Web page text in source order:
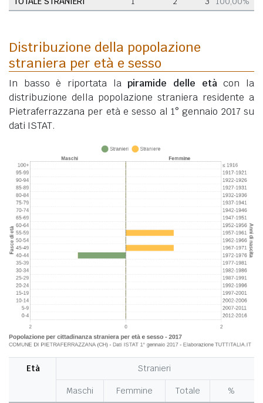
Distribuzione della popolazione
straniera per età e sesso
In basso è riportata lapiramide delle etàcon la
distribuzione della popolazione straniera residente a
Pietraferrazzana per età e sesso al 1° gennaio 2017 su
dati ISTAT.
Età Stranieri
Maschi Femmine Totale
%